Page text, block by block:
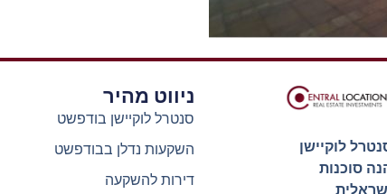
לוקיישן
סוכנות
ניווט מהיר
סנטרל לוקיישן בודפשט
השקעות נדלן בבודפשט
דירות להשקעה